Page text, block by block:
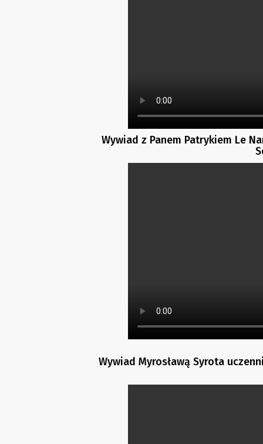
Wywiad z Panem Patrykiem Le
Wywiad Myrosławą Syrota